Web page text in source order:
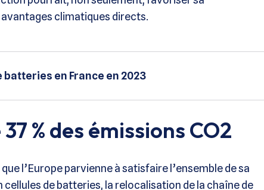
climatiques directs.
en France en 2023
% des émissions CO2
l’Europe parvienne à satisfaire l’ensemble de sa
de batteries, la relocalisation de la chaîne de